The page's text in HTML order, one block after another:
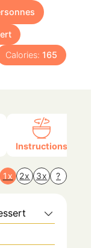
Calories: 165
Instructions
1x 2x 3x ?